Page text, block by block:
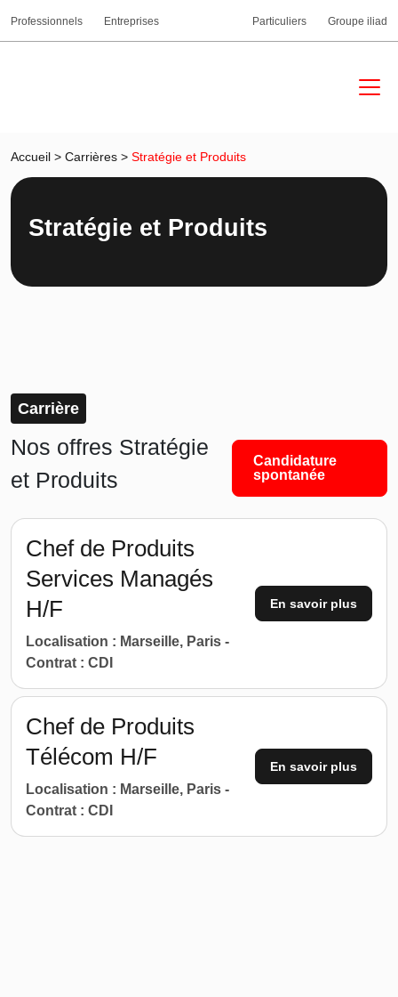
Professionnels Entreprises Particuliers Groupe iliad
Accueil > Carrières > Stratégie et Produits
Stratégie et Produits
Carrière
Nos offres Stratégie
et Produits
Candidature
spontanée
Chef de Produits
Services Managés
H/F
Localisation : Marseille, Paris -
Contrat : CDI
En savoir plus
Chef de Produits
Télécom H/F
Localisation : Marseille, Paris -
Contrat : CDI
En savoir plus